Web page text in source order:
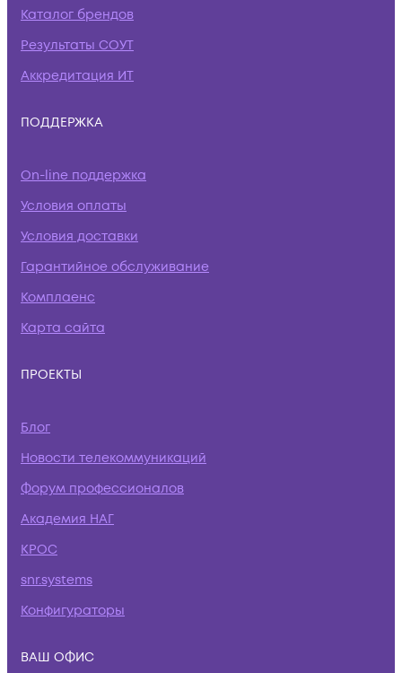
Каталог брендов
Результаты СОУТ
Аккредитация ИТ
ПОДДЕРЖКА
On-line поддержка
Условия оплаты
Условия доставки
Гарантийное обслуживание
Комплаенс
Карта сайта
ПРОЕКТЫ
Блог
Новости телекоммуникаций
Форум профессионалов
Академия НАГ
КРОС
snr.systems
Конфигураторы
ВАШ ОФИС